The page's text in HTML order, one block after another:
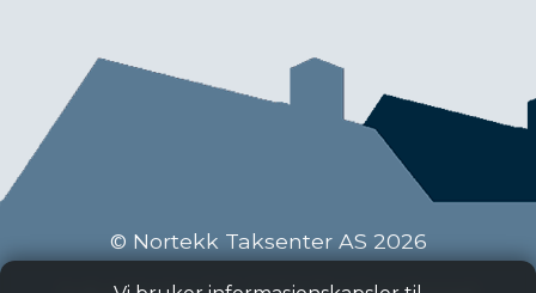
© Nortekk Taksenter AS 2026